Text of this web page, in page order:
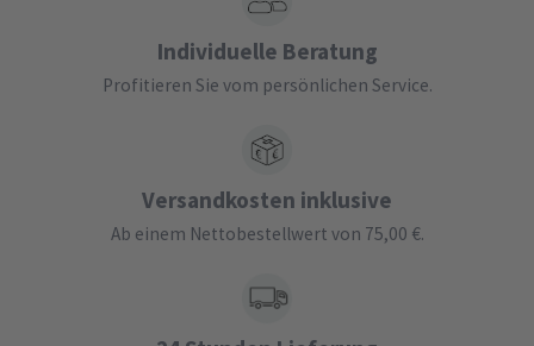
Individuelle Beratung
Profitieren Sie vom persönlichen Service.
Versandkosten inklusive
Ab einem Nettobestellwert von 75,00 €.